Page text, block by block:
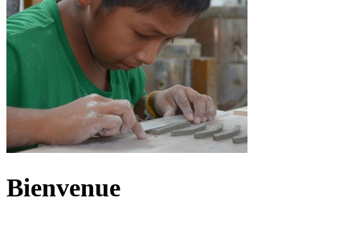
Bienvenue